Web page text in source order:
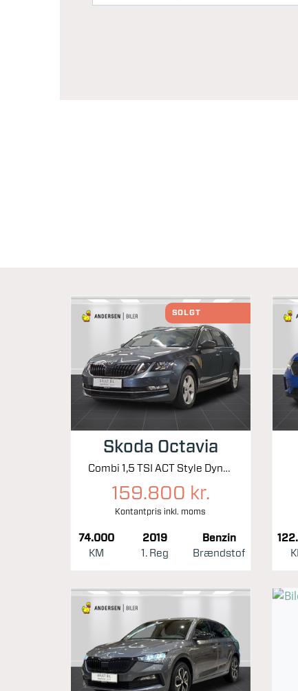
SOLGT
Skoda Octavia
Combi 1,5 TSI ACT Style Dynamic DSG 150HK Stc 7g Aut.
159.800 kr.
Kontantpris inkl. moms
74.000
KM
2019
1. Reg
Benzin
Brændstof